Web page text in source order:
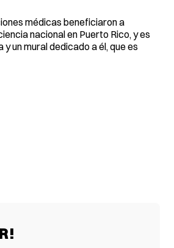
médicas beneficiaron a
nacional en Puerto Rico, y es
un mural dedicado a él, que es